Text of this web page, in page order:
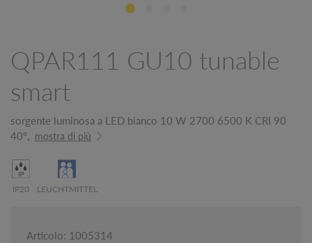
QPAR111 GU10 tunable
smart
sorgente luminosa a LED bianco 10 W 2700 6500 K CRI 90
40°,
mostra di più
IP20 LEUCHTMITTEL
Articolo: 1005314